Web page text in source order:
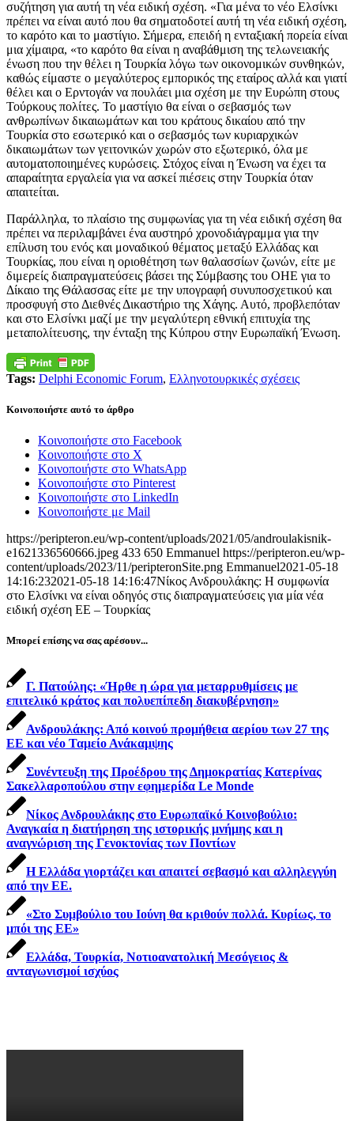
συζήτηση για αυτή τη νέα ειδική σχέση. «Για μένα το νέο Ελσίνκι
πρέπει να είναι αυτό που θα σηματοδοτεί αυτή τη νέα ειδική σχέση,
το καρότο και το μαστίγιο. Σήμερα, επειδή η ενταξιακή πορεία είναι
μια χίμαιρα, «το καρότο θα είναι η αναβάθμιση της τελωνειακής
ένωση που την θέλει η Τουρκία λόγω των οικονομικών συνθηκών,
καθώς είμαστε ο μεγαλύτερος εμπορικός της εταίρος αλλά και γιατί
θέλει και ο Ερντογάν να πουλάει μια σχέση με την Ευρώπη στους
Τούρκους πολίτες. Το μαστίγιο θα είναι ο σεβασμός των
ανθρωπίνων δικαιωμάτων και του κράτους δικαίου από την
Τουρκία στο εσωτερικό και ο σεβασμός των κυριαρχικών
δικαιωμάτων των γειτονικών χωρών στο εξωτερικό, όλα με
αυτοματοποιημένες κυρώσεις. Στόχος είναι η Ένωση να έχει τα
απαραίτητα εργαλεία για να ασκεί πιέσεις στην Τουρκία όταν
απαιτείται.
Παράλληλα, το πλαίσιο της συμφωνίας για τη νέα ειδική σχέση θα
πρέπει να περιλαμβάνει ένα αυστηρό χρονοδιάγραμμα για την
επίλυση του ενός και μοναδικού θέματος μεταξύ Ελλάδας και
Τουρκίας, που είναι η οριοθέτηση των θαλασσίων ζωνών, είτε με
διμερείς διαπραγματεύσεις βάσει της Σύμβασης του ΟΗΕ για το
Δίκαιο της Θάλασσας είτε με την υπογραφή συνυποσχετικού και
προσφυγή στο Διεθνές Δικαστήριο της Χάγης. Αυτό, προβλεπόταν
και στο Ελσίνκι μαζί με την μεγαλύτερη εθνική επιτυχία της
μεταπολίτευσης, την ένταξη της Κύπρου στην Ευρωπαϊκή Ένωση.
Tags: Delphi Economic Forum, Ελληνοτουρκικές σχέσεις
Κοινοποιήστε αυτό το άρθρο
Κοινοποιήστε στο Facebook
Κοινοποιήστε στο X
Κοινοποιήστε στο WhatsApp
Κοινοποιήστε στο Pinterest
Κοινοποιήστε στο LinkedIn
Κοινοποιήστε με Mail
https://peripteron.eu/wp-content/uploads/2021/05/androulakisnik-
e1621336560666.jpeg 433 650 Emmanuel https://peripteron.eu/wp-
content/uploads/2023/11/peripteronSite.png Emmanuel2021-05-18
14:16:232021-05-18 14:16:47Νίκος Ανδρουλάκης: Η συμφωνία
στο Ελσίνκι να είναι οδηγός στις διαπραγματεύσεις για μία νέα
ειδική σχέση ΕΕ – Τουρκίας
Μπορεί επίσης να σας αρέσουν...
Γ. Πατούλης: «Ήρθε η ώρα για μεταρρυθμίσεις με
επιτελικό κράτος και πολυεπίπεδη διακυβέρνηση»
Ανδρουλάκης: Από κοινού προμήθεια αερίου των 27 της
ΕΕ και νέο Ταμείο Ανάκαμψης
Συνέντευξη της Προέδρου της Δημοκρατίας Κατερίνας
Σακελλαροπούλου στην εφημερίδα Le Monde
Νίκος Ανδρουλάκης στο Ευρωπαϊκό Κοινοβούλιο:
Αναγκαία η διατήρηση της ιστορικής μνήμης και η
αναγνώριση της Γενοκτονίας των Ποντίων
Η Ελλάδα γιορτάζει και απαιτεί σεβασμό και αλληλεγγύη
από την ΕΕ.
«Στο Συμβούλιο του Ιούνη θα κριθούν πολλά. Κυρίως, το
μπόι της ΕΕ»
Ελλάδα, Τουρκία, Νοτιοανατολική Μεσόγειος &
ανταγωνισμοί ισχύος